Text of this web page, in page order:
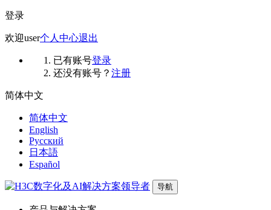
登录
欢迎user个人中心退出
已有账号登录
还没有账号？ 注册
简体中文
简体中文
English
Русский
日本語
Español
导航